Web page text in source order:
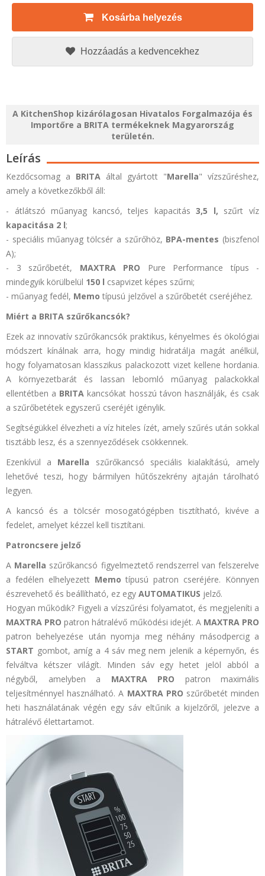
Kosárba helyezés
Hozzáadás a kedvencekhez
A KitchenShop kizárólagosan Hivatalos Forgalmazója és
Importőre a BRITA termékeknek Magyarország
területén.
Leírás
Kezdőcsomag a BRITA által gyártott "Marella" vízszűréshez,
amely a következőkből áll:
- átlátszó műanyag kancsó, teljes kapacitás 3,5 l, szűrt víz
kapacitása 2 l;
- speciális műanyag tölcsér a szűrőhöz, BPA-mentes (biszfenol
A);
- 3 szűrőbetét, MAXTRA PRO Pure Performance típus -
mindegyik körülbelül 150 l csapvizet képes szűrni;
- műanyag fedél, Memo típusú jelzővel a szűrőbetét cseréjéhez.
Miért a BRITA szűrőkancsók?
Ezek az innovatív szűrőkancsók praktikus, kényelmes és ökológiai
módszert kínálnak arra, hogy mindig hidratálja magát anélkül,
hogy folyamatosan klasszikus palackozott vizet kellene hordania.
A környezetbarát és lassan lebomló műanyag palackokkal
ellentétben a BRITA kancsókat hosszú távon használják, és csak
a szűrőbetétek egyszerű cseréjét igénylik.
Segítségükkel élvezheti a víz hiteles ízét, amely szűrés után sokkal
tisztább lesz, és a szennyeződések csökkennek.
Ezenkívül a Marella szűrőkancsó speciális kialakítású, amely
lehetővé teszi, hogy bármilyen hűtőszekrény ajtaján tárolható
legyen.
A kancsó és a tölcsér mosogatógépben tisztítható, kivéve a
fedelet, amelyet kézzel kell tisztítani.
Patroncsere jelző
A Marella szűrőkancsó figyelmeztető rendszerrel van felszerelve
a fedélen elhelyezett Memo típusú patron cseréjére. Könnyen
észrevehető és beállítható, ez egy AUTOMATIKUS jelző.
Hogyan működik? Figyeli a vízszűrési folyamatot, és megjeleníti a
MAXTRA PRO patron hátralévő működési idejét. A MAXTRA PRO
patron behelyezése után nyomja meg néhány másodpercig a
START gombot, amíg a 4 sáv meg nem jelenik a képernyőn, és
felváltva kétszer világít. Minden sáv egy hetet jelöl abból a
négyből, amelyben a MAXTRA PRO patron maximális
teljesítménnyel használható. A MAXTRA PRO szűrőbetét minden
heti használatának végén egy sáv eltűnik a kijelzőről, jelezve a
hátralévő élettartamot.